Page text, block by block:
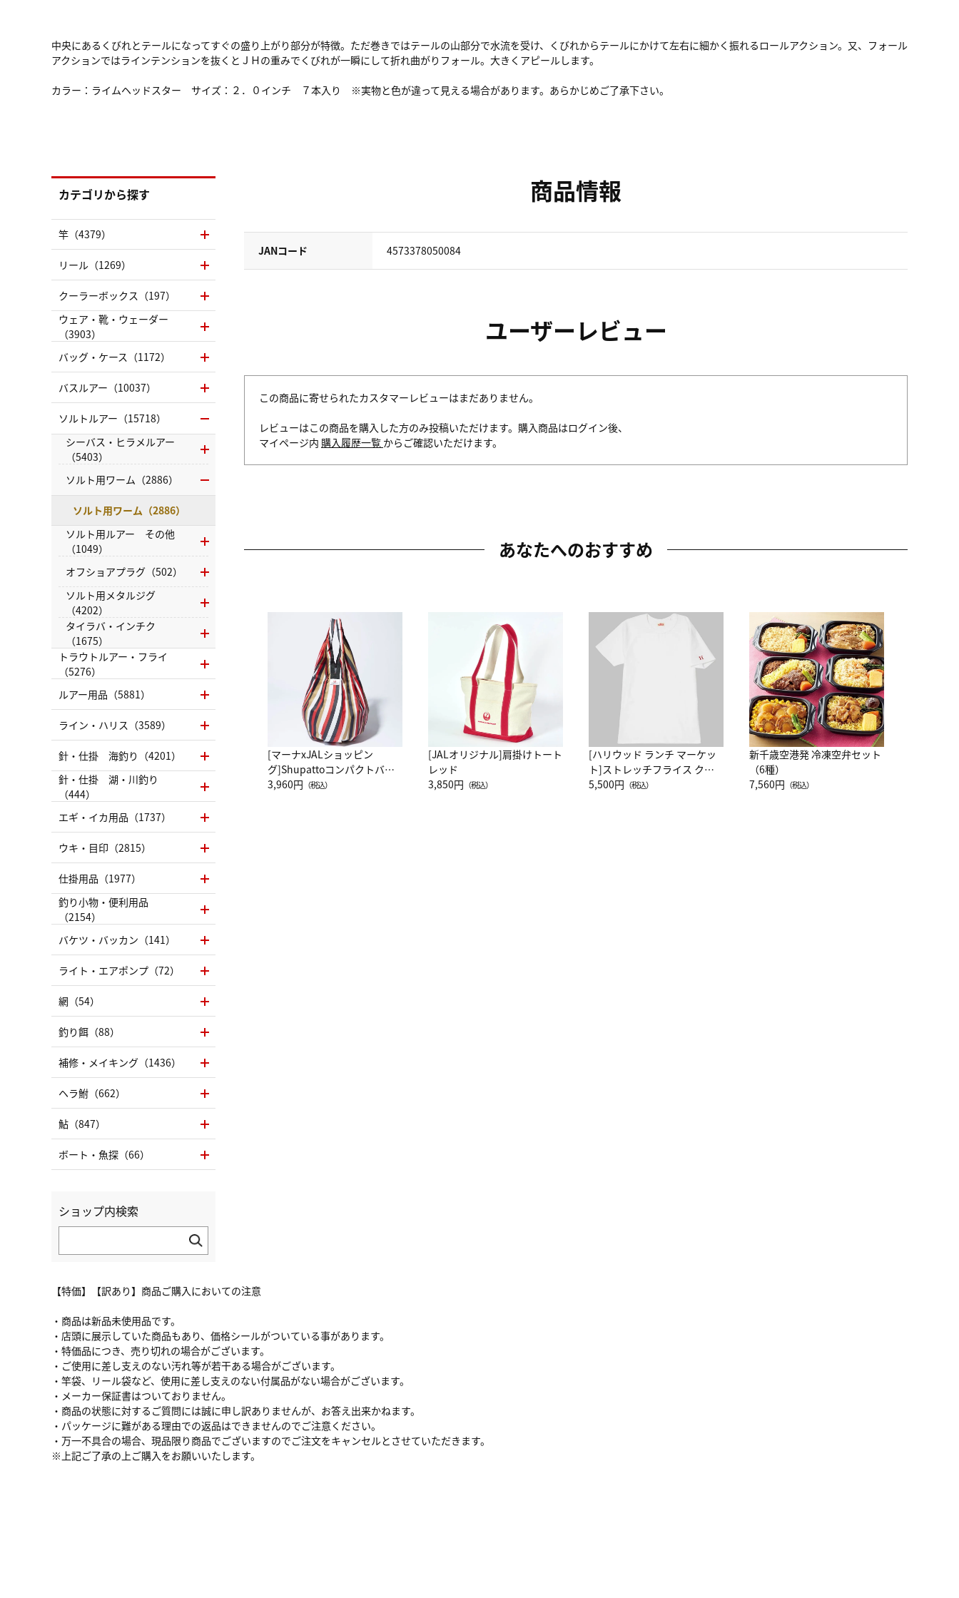
中央にあるくびれとテールになってすぐの盛り上がり部分が特徴。ただ巻きではテールの山部分で水流を受け、くびれからテールにかけて左右に細かく振れるロールアクション。又、フォール
アクションではラインテンションを抜くとＪＨの重みでくびれが一瞬にして折れ曲がりフォール。大きくアピールします。
カラー：ライムヘッドスター サイズ：２．０インチ ７本入り ※実物と色が違って見える場合があります。あらかじめご了承下さい。
商品情報
JANコード 4573378050084
ユーザーレビュー
この商品に寄せられたカスタマーレビューはまだありません。
レビューはこの商品を購入した方のみ投稿いただけます。購入商品はログイン後、
マイページ内 購入履歴一覧 からご確認いただけます。
あなたへのおすすめ
[マーナxJALショッピン
グ]Shupattoコンパクトバッ
グ Drop JAL客室乗務員
3,960円 （税込）
[JALオリジナル]肩掛けトート
レッド
3,850円 （税込）
[ハリウッド ランチ マーケッ
ト]ストレッチフライス クル
ーネック別注半袖Ｔシャツ
5,500円 （税込）
新千歳空港発 冷凍空弁セット
（6種）
7,560円 （税込）
【特価】【訳あり】商品ご購入においての注意
・商品は新品未使用品です。
・店頭に展示していた商品もあり、価格シールがついている事があります。
・特価品につき、売り切れの場合がございます。
・ご使用に差し支えのない汚れ等が若干ある場合がございます。
・竿袋、リール袋など、使用に差し支えのない付属品がない場合がございます。
・メーカー保証書はついておりません。
・商品の状態に対するご質問には誠に申し訳ありませんが、お答え出来かねます。
・パッケージに難がある理由での返品はできませんのでご注意ください。
・万一不具合の場合、現品限り商品でございますのでご注文をキャンセルとさせていただきます。
※上記ご了承の上ご購入をお願いいたします。
カテゴリから探す
竿（4379）
リール（1269）
クーラーボックス（197）
ウェア・靴・ウェーダー
（3903）
バッグ・ケース（1172）
バスルアー（10037）
ソルトルアー（15718）
シーバス・ヒラメルアー
（5403）
ソルト用ワーム（2886）
ソルト用ワーム（2886）
ソルト用ルアー その他
（1049）
オフショアプラグ（502）
ソルト用メタルジグ
（4202）
タイラバ・インチク
（1675）
トラウトルアー・フライ
（5276）
ルアー用品（5881）
ライン・ハリス（3589）
針・仕掛 海釣り（4201）
針・仕掛 湖・川釣り
（444）
エギ・イカ用品（1737）
ウキ・目印（2815）
仕掛用品（1977）
釣り小物・便利用品
（2154）
バケツ・バッカン（141）
ライト・エアポンプ（72）
網（54）
釣り餌（88）
補修・メイキング（1436）
ヘラ鮒（662）
鮎（847）
ボート・魚探（66）
ショップ内検索